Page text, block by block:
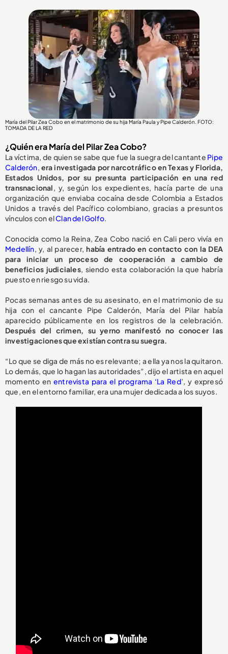
María del Pilar Zea Cobo en el matrimonio de su hija María Paula y Pipe Calderón. FOTO:
TOMADA DE LA RED
¿Quién era María del Pilar Zea Cobo?
La víctima, de quien se sabe que fue la suegra del cantante Pipe
Calderón, era investigada por narcotráfico en Texas y Florida,
Estados Unidos, por su presunta participación en una red
transnacional, y, según los expedientes, hacía parte de una
organización que enviaba cocaína desde Colombia a Estados
Unidos a través del Pacífico colombiano, gracias a presuntos
vínculos con elClan del Golfo.
Conocida como la Reina, Zea Cobo nació en Cali pero vivía en
Medellín, y, al parecer,había entrado en contacto con la DEA
para iniciar un proceso de cooperación a cambio de
beneficios judiciales, siendo esta colaboración la que habría
puesto en riesgo su vida.
Pocas semanas antes de su asesinato, en el matrimonio de su
hija con el cancante Pipe Calderón, María del Pilar había
aparecido públicamente en los registros de la celebración.
Después del crimen, su yerno manifestó no conocer las
investigaciones que existían contra su suegra.
“Lo que se diga de más no es relevante; a ella ya nos la quitaron.
Lo demás, que lo hagan las autoridades”, dijo el artista en aquel
momento en entrevista para el programa ‘La Red’, y expresó
que, en el entorno familiar, era una mujer dedicada a los suyos.